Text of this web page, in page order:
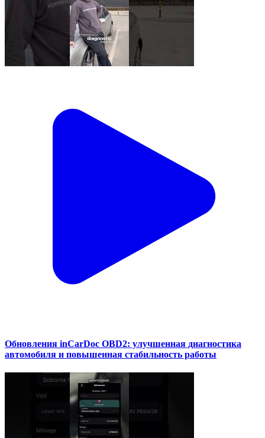
Обновления inCarDoc OBD2: улучшенная диагностика
автомобиля и повышенная стабильность работы